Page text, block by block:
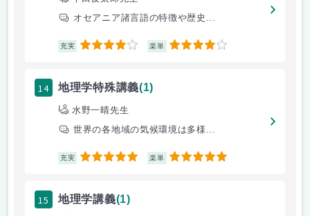
オセアニア諸言語の特徴や歴史...
充実 4 楽単 4
14 地理学特殊講義(1)
水野一晴先生
世界の各地域の気候環境は多様...
充実 5 楽単 5
15 地理学講義(1)